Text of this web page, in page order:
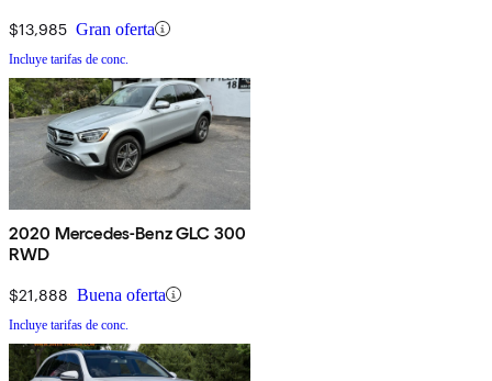
$13,985 Gran oferta
Incluye tarifas de conc.
2020 Mercedes-Benz GLC 300
RWD
$21,888 Buena oferta
Incluye tarifas de conc.